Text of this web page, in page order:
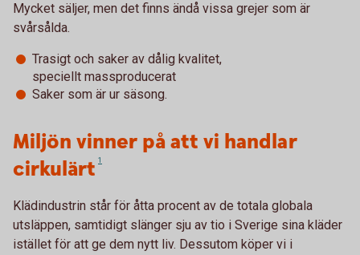
Mycket säljer, men det finns ändå vissa grejer som är
svårsålda.
Trasigt och saker av dålig kvalitet,
speciellt massproducerat
Saker som är ur säsong.
Miljön vinner på att vi handlar
cirkulärt 1
Klädindustrin står för åtta procent av de totala globala
utsläppen, samtidigt slänger sju av tio i Sverige sina kläder
istället för att ge dem nytt liv. Dessutom köper vi i